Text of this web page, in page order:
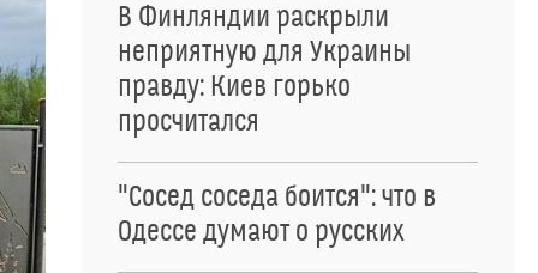
В Финляндии раскрыли
неприятную для Украины
правду: Киев горько
просчитался
"Сосед соседа боится": что в
Одессе думают о русских